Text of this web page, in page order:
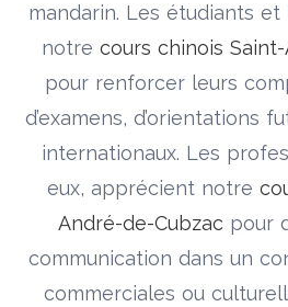
mandarin. Les étudiants
notre cours chinois
pour renforcer leurs
d’examens, d’orientations
internationaux. Les
eux, apprécient notre
André-de-Cubzacpour
communication dans un
commerciales ou